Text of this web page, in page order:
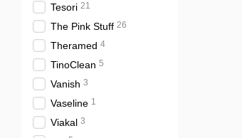
Tesori 21
The Pink Stuff 26
Theramed 4
TinoClean 5
Vanish 3
Vaseline 1
Viakal 3